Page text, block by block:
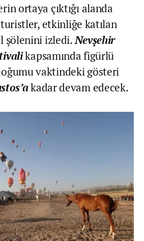
ortaya çıktığı alanda
etkinliğe katılan
şölenini izledi.Nevşehir
kapsamında figürlü
vaktindeki gösteri
kadar devam edecek.